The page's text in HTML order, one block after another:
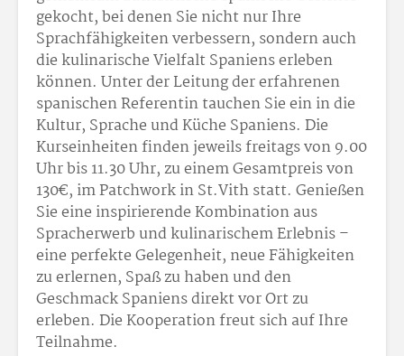
gekocht, bei denen Sie nicht nur Ihre
Sprachfähigkeiten verbessern, sondern auch
die kulinarische Vielfalt Spaniens erleben
können. Unter der Leitung der erfahrenen
spanischen Referentin tauchen Sie ein in die
Kultur, Sprache und Küche Spaniens. Die
Kurseinheiten finden jeweils freitags von 9.00
Uhr bis 11.30 Uhr, zu einem Gesamtpreis von
130€, im Patchwork in St.Vith statt. Genießen
Sie eine inspirierende Kombination aus
Spracherwerb und kulinarischem Erlebnis –
eine perfekte Gelegenheit, neue Fähigkeiten
zu erlernen, Spaß zu haben und den
Geschmack Spaniens direkt vor Ort zu
erleben. Die Kooperation freut sich auf Ihre
Teilnahme.